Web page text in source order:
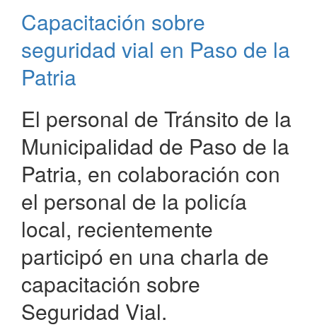
al
nuevo
jefe
Seguridad
Corrientes
Capacitación sobre
seguridad vial en Paso de la
Patria
El personal de Tránsito de la
Municipalidad de Paso de la
Patria, en colaboración con
el personal de la policía
local, recientemente
participó en una charla de
capacitación sobre
Seguridad Vial.